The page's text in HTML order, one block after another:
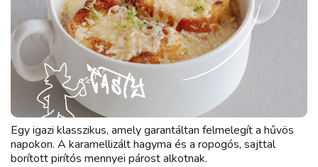
Egy igazi klasszikus, amely garantáltan felmelegít a hűvös
napokon. A karamellizált hagyma és a ropogós, sajttal
borított pirítós mennyei párost alkotnak.